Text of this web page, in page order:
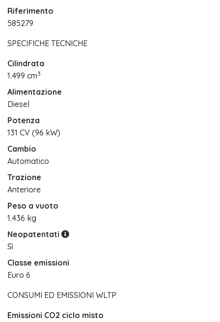
Riferimento
585279
SPECIFICHE TECNICHE
Cilindrata
1.499 cm3
Alimentazione
Diesel
Potenza
131 CV (96 kW)
Cambio
Automatico
Trazione
Anteriore
Peso a vuoto
1.436 kg
Neopatentati
Sì
Classe emissioni
Euro 6
CONSUMI ED EMISSIONI WLTP
Emissioni CO2 ciclo misto